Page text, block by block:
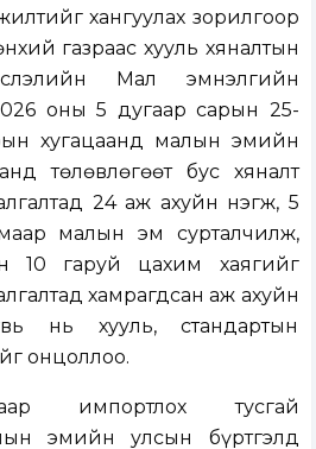
хангуулах зорилгоор
газраас хууль хяналтын
Мал эмнэлгийн
оны 5 дугаар сарын 25-
хугацаанд малын эмийн
төлөвлөгөөт бус хяналт
24 аж ахуйн нэгж, 5
малын эм сурталчилж,
10 гаруй цахим хаягийг
хамрагдсан аж ахуйн
нь хууль, стандартын
онцоллоо.
импортлох тусгай
эмийн улсын бүртгэлд